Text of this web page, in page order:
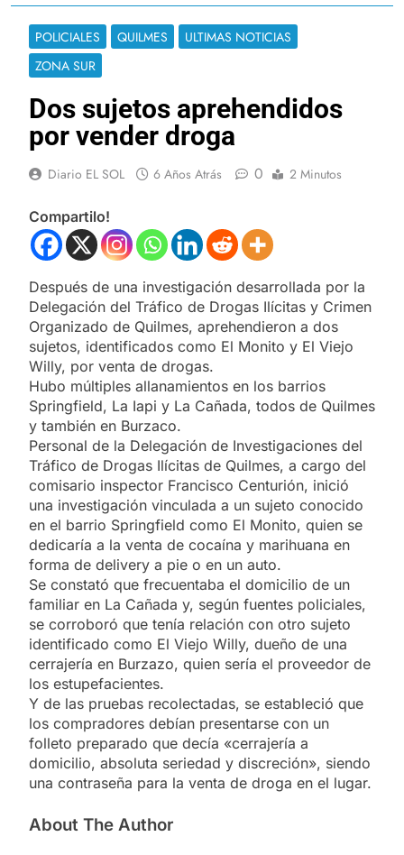
POLICIALES QUILMES
ULTIMAS NOTICIAS
ZONA SUR
Dos sujetos aprehendidos
por vender droga
Diario EL SOL 6 Años Atrás 0 2 Minutos
Compartilo!
Después de una investigación desarrollada por la
Delegación del Tráfico de Drogas Ilícitas y Crimen
Organizado de Quilmes, aprehendieron a dos
sujetos, identificados como El Monito y El Viejo
Willy, por venta de drogas.
Hubo múltiples allanamientos en los barrios
Springfield, La Iapi y La Cañada, todos de Quilmes
y también en Burzaco.
Personal de la Delegación de Investigaciones del
Tráfico de Drogas Ilícitas de Quilmes, a cargo del
comisario inspector Francisco Centurión, inició
una investigación vinculada a un sujeto conocido
en el barrio Springfield como El Monito, quien se
dedicaría a la venta de cocaína y marihuana en
forma de delivery a pie o en un auto.
Se constató que frecuentaba el domicilio de un
familiar en La Cañada y, según fuentes policiales,
se corroboró que tenía relación con otro sujeto
identificado como El Viejo Willy, dueño de una
cerrajería en Burzazo, quien sería el proveedor de
los estupefacientes.
Y de las pruebas recolectadas, se estableció que
los compradores debían presentarse con un
folleto preparado que decía «cerrajería a
domicilio, absoluta seriedad y discreción», siendo
una contraseña para la venta de droga en el lugar.
About The Author